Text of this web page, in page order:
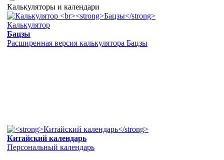
Калькуляторы и календари
Калькулятор
Бацзы
Расширенная версия калькулятора Бацзы
Китайский календарь
Персональный календарь